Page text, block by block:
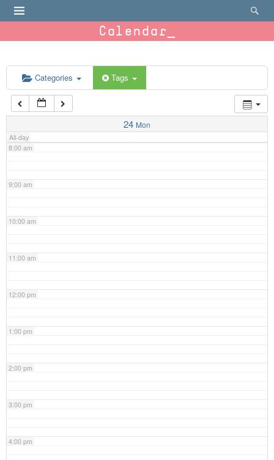
Calendar
Categories Tags
24 Mon
All-day
6:00 am
7:00 am
8:00 am
9:00 am
10:00 am
11:00 am
12:00 pm
1:00 pm
2:00 pm
3:00 pm
4:00 pm